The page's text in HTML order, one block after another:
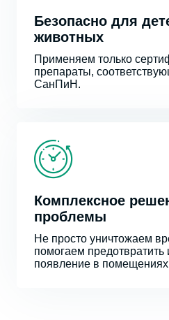
Безопасно для
животных
Применяем только
препараты,
СанПиН.
Комплексное
проблемы
Не просто уничтожаем
помогаем предотвратить
появление в помещениях